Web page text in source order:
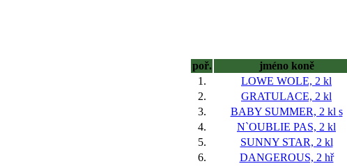
poř.
jméno koně
1.
LOWE WOLE, 2 kl
2.
GRATULACE, 2 kl
3.
BABY SUMMER, 2 kl s
4.
N`OUBLIE PAS, 2 kl
5.
SUNNY STAR, 2 kl
6.
DANGEROUS, 2 hř